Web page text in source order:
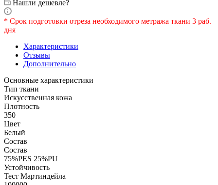
Нашли дешевле?
* Срок подготовки отреза необходимого метража ткани 3 раб.
дня
Характеристики
Отзывы
Дополнительно
Основные характеристики
Тип ткани
Искусственная кожа
Плотность
350
Цвет
Белый
Состав
Состав
75%PES 25%PU
Устойчивость
Тест Мартиндейла